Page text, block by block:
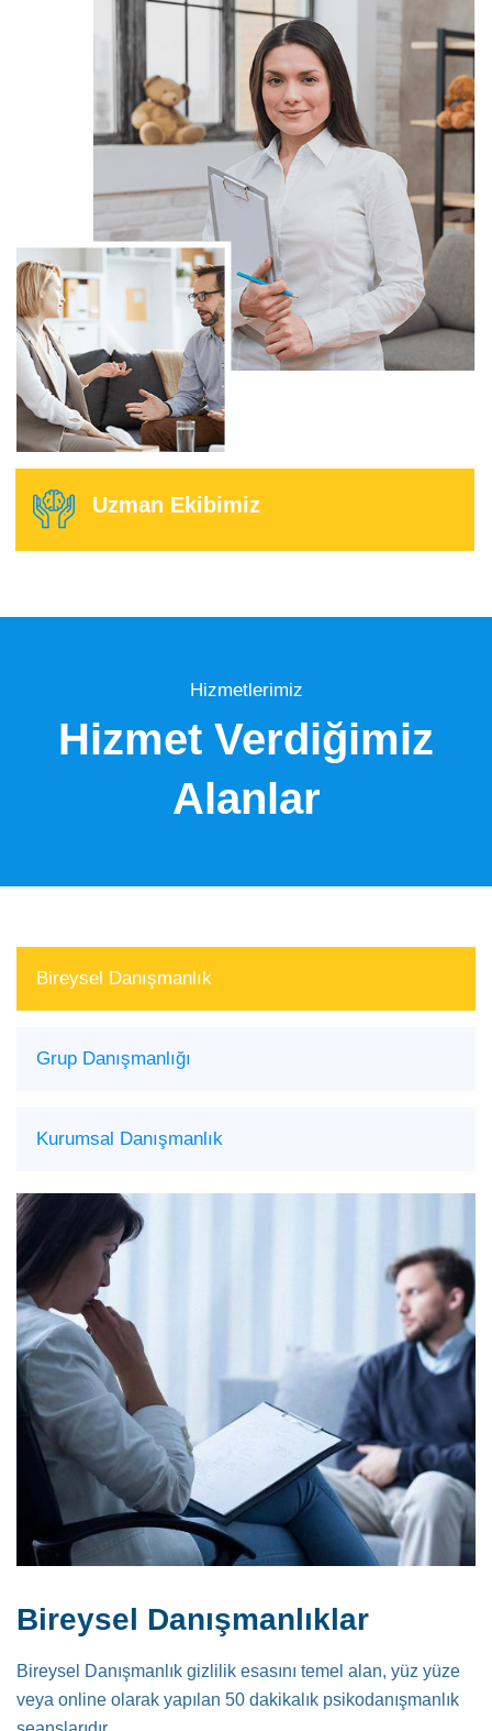
Uzman Ekibimiz
Hizmetlerimiz
Hizmet Verdiğimiz
Alanlar
Bireysel Danışmanlık
Grup Danışmanlığı
Kurumsal Danışmanlık
Bireysel Danışmanlıklar
Bireysel Danışmanlık gizlilik esasını temel alan, yüz yüze
veya online olarak yapılan 50 dakikalık psikodanışmanlık